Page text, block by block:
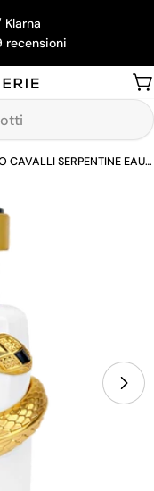
recensioni
ROBERTO CAVALLI SERPENTINE EAU DE PARFUM 100 ML + BRACCIALE